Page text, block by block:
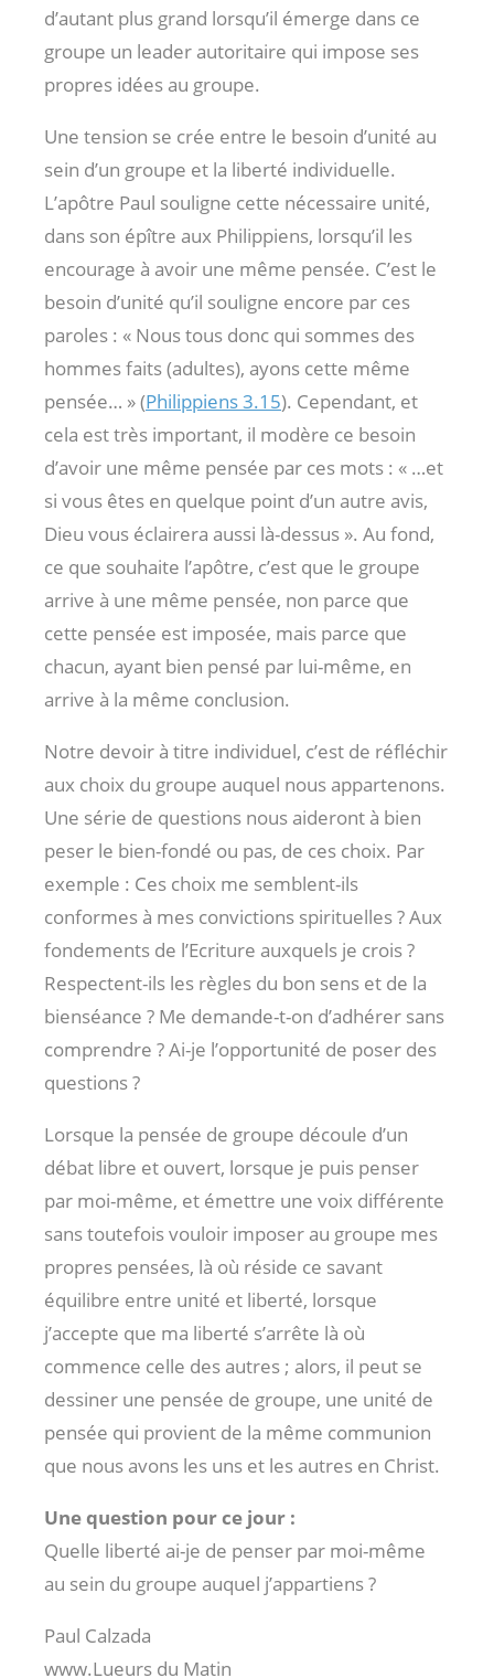
d’autant plus grand lorsqu’il émerge dans ce
groupe un leader autoritaire qui impose ses
propres idées au groupe.
Une tension se crée entre le besoin d’unité au
sein d’un groupe et la liberté individuelle.
L’apôtre Paul souligne cette nécessaire unité,
dans son épître aux Philippiens, lorsqu’il les
encourage à avoir une même pensée. C’est le
besoin d’unité qu’il souligne encore par ces
paroles : « Nous tous donc qui sommes des
hommes faits (adultes), ayons cette même
pensée… » (Philippiens 3.15). Cependant, et
cela est très important, il modère ce besoin
d’avoir une même pensée par ces mots : « …et
si vous êtes en quelque point d’un autre avis,
Dieu vous éclairera aussi là-dessus ». Au fond,
ce que souhaite l’apôtre, c’est que le groupe
arrive à une même pensée, non parce que
cette pensée est imposée, mais parce que
chacun, ayant bien pensé par lui-même, en
arrive à la même conclusion.
Notre devoir à titre individuel, c’est de réfléchir
aux choix du groupe auquel nous appartenons.
Une série de questions nous aideront à bien
peser le bien-fondé ou pas, de ces choix. Par
exemple : Ces choix me semblent-ils
conformes à mes convictions spirituelles ? Aux
fondements de l’Ecriture auxquels je crois ?
Respectent-ils les règles du bon sens et de la
bienséance ? Me demande-t-on d’adhérer sans
comprendre ? Ai-je l’opportunité de poser des
questions ?
Lorsque la pensée de groupe découle d’un
débat libre et ouvert, lorsque je puis penser
par moi-même, et émettre une voix différente
sans toutefois vouloir imposer au groupe mes
propres pensées, là où réside ce savant
équilibre entre unité et liberté, lorsque
j’accepte que ma liberté s’arrête là où
commence celle des autres ; alors, il peut se
dessiner une pensée de groupe, une unité de
pensée qui provient de la même communion
que nous avons les uns et les autres en Christ.
Une question pour ce jour :
Quelle liberté ai-je de penser par moi-même
au sein du groupe auquel j’appartiens ?
Paul Calzada
www.Lueurs du Matin